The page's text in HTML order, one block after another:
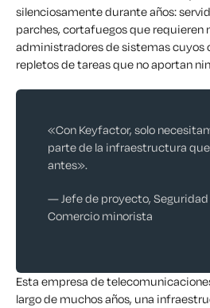
silenciosamente durante años:
parches, cortafuegos que requieren
administradores de sistemas cuyos
repletos de tareas que no aportan
«Con Keyfactor, solo
parte de la infraestructura
antes».
— Jefe de proyecto,
Comercio minorista
Esta empresa de
largo de muchos años, una